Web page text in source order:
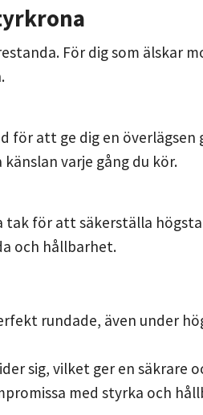
För dig som älskar
att ge dig en överlägsen
varje gång du kör.
för att säkerställa
och hållbarhet.
rundade, även under
sig, vilket ger en säkrare
med styrka och